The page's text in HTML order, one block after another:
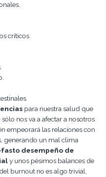
críticos.
para nuestra salud que
nos va a afectar a nosotros
empeorará las relaciones con
generando un mal clima
desempeño de
y unos pésimos balances de
burnout no es algo trivial,